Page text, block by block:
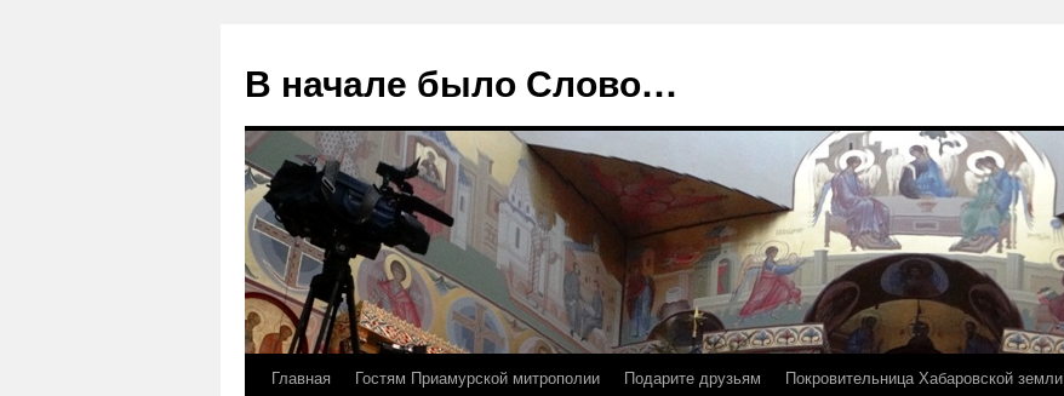
В начале было Слово…
Перейти
Главная Гостям Приамурской митрополии Подарите друзьям Покровительница Хабаровской земли